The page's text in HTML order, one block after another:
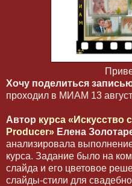
Хочу поделиться
проходил в МИАМ 13
Автор курса «Искусство
Producer» Елена
анализировала
курса. Задание было на
слайда и его цветовое
слайды-стили для